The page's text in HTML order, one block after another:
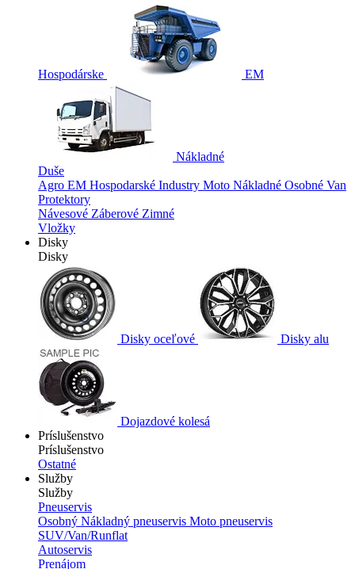
Hospodárske EM
Nákladné
Duše
Agro EM Hospodarské Industry Moto Nákladné Osobné Van
Protektory
Návesové Záberové Zimné
Vložky
Disky
Disky
Disky oceľové Disky alu
Dojazdové kolesá
Príslušenstvo
Príslušenstvo
Ostatné
Služby
Služby
Pneuservis
Osobný Nákladný pneuservis Moto pneuservis
SUV/Van/Runflat
Autoservis
Prenájom